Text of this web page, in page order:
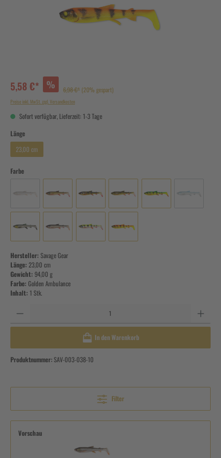
5,58 €* % 6,98 €* (20% gespart)
Preise inkl. MwSt. zzgl. Versandkosten
Sofort verfügbar, Lieferzeit: 1-3 Tage
Länge
23,00 cm
Farbe
Hersteller: Savage Gear
Länge: 23,00 cm
Gewicht: 94,00 g
Farbe: Golden Ambulance
Inhalt: 1 Stk.
In den Warenkorb
Produktnummer:SAV-003-038-10
Filter
Vorschau